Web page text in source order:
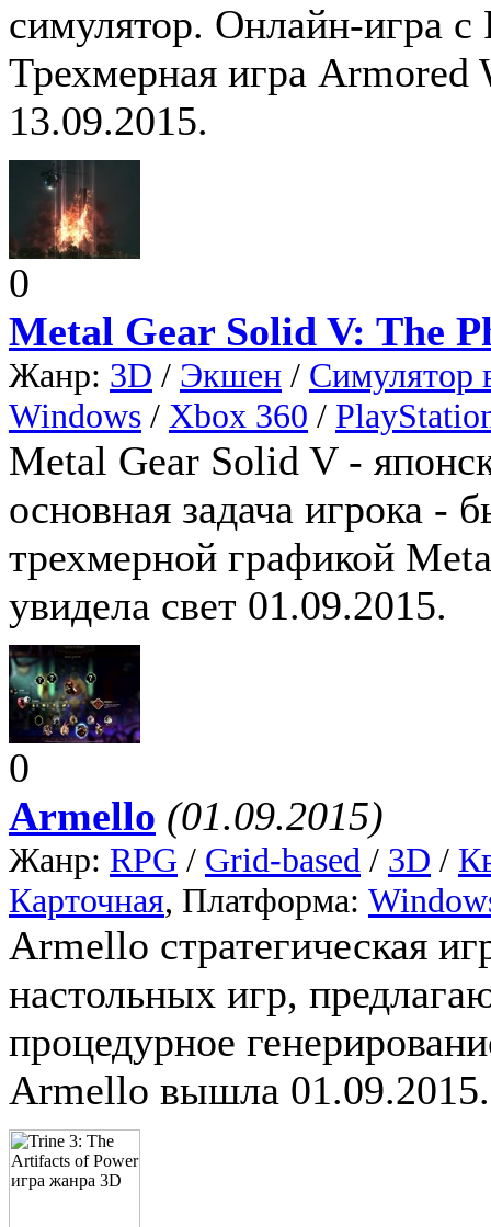
симулятор. Онлайн-игра
Трехмерная игра
13.09.2015.
0
Metal Gear Solid V: The
Жанр: 3D / Экшен / Симулятор
Windows / Xbox 360 /
Metal Gear Solid V -
основная задача игрока -
трехмерной графикой
увидела свет 01.09.2015.
0
Armello (01.09.2015)
Жанр: RPG / Grid-based / 3D /
Карточная, Платформа:
Armello стратегическая
настольных игр,
процедурное
Armello вышла 01.09.2015.